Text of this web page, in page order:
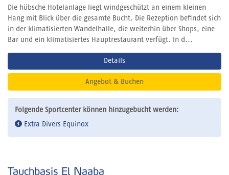
Die hübsche Hotelanlage liegt windgeschützt an einem kleinen
Hang mit Blick über die gesamte Bucht. Die Rezeption befindet sich
in der klimatisierten Wandelhalle, die weiterhin über Shops, eine
Bar und ein klimatisiertes Hauptrestaurant verfügt. In d...
Details
Angebot & Buchen
Folgende Sportcenter können hinzugebucht werden:
Extra Divers Equinox
Tauchbasis El Naaba